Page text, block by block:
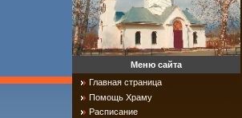
Меню сайта
Главная страница
Помощь Храму
Расписание